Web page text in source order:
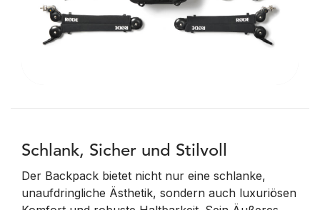
Schlank, Sicher und Stilvoll
Der Backpack bietet nicht nur eine schlanke,
unaufdringliche Ästhetik, sondern auch luxuriösen